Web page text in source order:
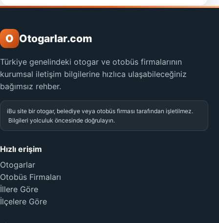
O Otogarlar.com
Türkiye genelindeki otogar ve otobüs firmalarının
kurumsal iletişim bilgilerine hızlıca ulaşabileceğiniz
bağımsız rehber.
iBu site bir otogar, belediye veya otobüs firması tarafından işletilmez.
Bilgileri yolculuk öncesinde doğrulayın.
Hızlı erişim
Otogarlar
Otobüs Firmaları
İllere Göre
İlçelere Göre